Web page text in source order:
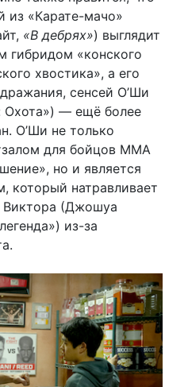
из «Карате-мачо»
«В дебрях») выглядит
гибридом «конского
хвостика», а его
сенсей О’Ши
Охота») — ещё более
О’Ши не только
для бойцов ММА
но и является
который натравливает
Виктора (Джошуа
из-за